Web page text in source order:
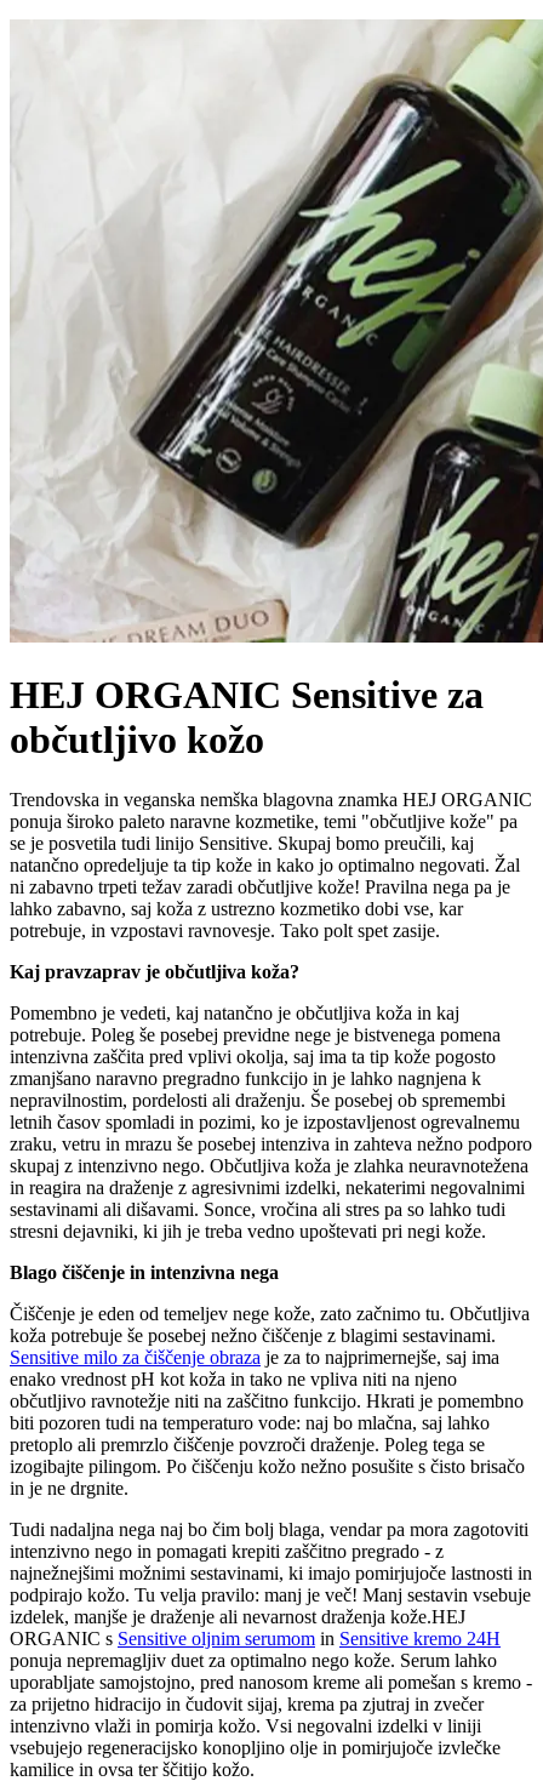
HEJ ORGANIC Sensitive za
občutljivo kožo
Trendovska in veganska nemška blagovna znamka HEJ ORGANIC
ponuja široko paleto naravne kozmetike, temi "občutljive kože" pa
se je posvetila tudi linijo Sensitive. Skupaj bomo preučili, kaj
natančno opredeljuje ta tip kože in kako jo optimalno negovati. Žal
ni zabavno trpeti težav zaradi občutljive kože! Pravilna nega pa je
lahko zabavno, saj koža z ustrezno kozmetiko dobi vse, kar
potrebuje, in vzpostavi ravnovesje. Tako polt spet zasije.
Kaj pravzaprav je občutljiva koža?
Pomembno je vedeti, kaj natančno je občutljiva koža in kaj
potrebuje. Poleg še posebej previdne nege je bistvenega pomena
intenzivna zaščita pred vplivi okolja, saj ima ta tip kože pogosto
zmanjšano naravno pregradno funkcijo in je lahko nagnjena k
nepravilnostim, pordelosti ali draženju. Še posebej ob spremembi
letnih časov spomladi in pozimi, ko je izpostavljenost ogrevalnemu
zraku, vetru in mrazu še posebej intenziva in zahteva nežno podporo
skupaj z intenzivno nego. Občutljiva koža je zlahka neuravnotežena
in reagira na draženje z agresivnimi izdelki, nekaterimi negovalnimi
sestavinami ali dišavami. Sonce, vročina ali stres pa so lahko tudi
stresni dejavniki, ki jih je treba vedno upoštevati pri negi kože.
Blago čiščenje in intenzivna nega
Čiščenje je eden od temeljev nege kože, zato začnimo tu. Občutljiva
koža potrebuje še posebej nežno čiščenje z blagimi sestavinami.
Sensitive milo za čiščenje obraza je za to najprimernejše, saj ima
enako vrednost pH kot koža in tako ne vpliva niti na njeno
občutljivo ravnotežje niti na zaščitno funkcijo. Hkrati je pomembno
biti pozoren tudi na temperaturo vode: naj bo mlačna, saj lahko
pretoplo ali premrzlo čiščenje povzroči draženje. Poleg tega se
izogibajte pilingom. Po čiščenju kožo nežno posušite s čisto brisačo
in je ne drgnite.
Tudi nadaljna nega naj bo čim bolj blaga, vendar pa mora zagotoviti
intenzivno nego in pomagati krepiti zaščitno pregrado - z
najnežnejšimi možnimi sestavinami, ki imajo pomirjujoče lastnosti in
podpirajo kožo. Tu velja pravilo: manj je več! Manj sestavin vsebuje
izdelek, manjše je draženje ali nevarnost draženja kože.HEJ
ORGANIC s Sensitive oljnim serumom in Sensitive kremo 24H
ponuja nepremagljiv duet za optimalno nego kože. Serum lahko
uporabljate samojstojno, pred nanosom kreme ali pomešan s kremo -
za prijetno hidracijo in čudovit sijaj, krema pa zjutraj in zvečer
intenzivno vlaži in pomirja kožo. Vsi negovalni izdelki v liniji
vsebujejo regeneracijsko konopljino olje in pomirjujoče izvlečke
kamilice in ovsa ter ščitijo kožo.